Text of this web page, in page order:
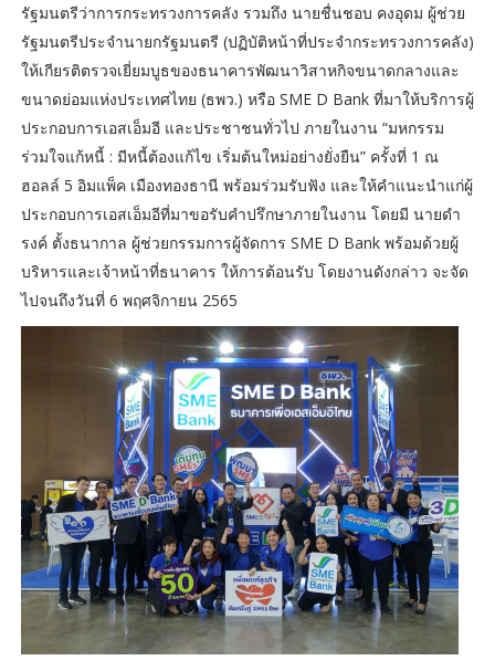
รัฐมนตรีว่าการกระทรวงการคลัง รวมถึง นายชื่นชอบ คงอุดม ผู้ช่วย
รัฐมนตรีประจำนายกรัฐมนตรี (ปฏิบัติหน้าที่ประจำกระทรวงการคลัง)
ให้เกียรติตรวจเยี่ยมบูธของธนาคารพัฒนาวิสาหกิจขนาดกลางและ
ขนาดย่อมแห่งประเทศไทย (ธพว.) หรือ SME D Bank ที่มาให้บริการผู้
ประกอบการเอสเอ็มอี และประชาชนทั่วไป ภายในงาน “มหกรรม
ร่วมใจแก้หนี้ : มีหนี้ต้องแก้ไข เริ่มต้นใหม่อย่างยั่งยืน” ครั้งที่ 1 ณ
ฮอลล์ 5 อิมแพ็ค เมืองทองธานี พร้อมร่วมรับฟัง และให้คำแนะนำแก่ผู้
ประกอบการเอสเอ็มอีที่มาขอรับคำปรึกษาภายในงาน โดยมี นายดํา
รงค์ ตั้งธนากาล ผู้ช่วยกรรมการผู้จัดการ SME D Bank พร้อมด้วยผู้
บริหารและเจ้าหน้าที่ธนาคาร ให้การต้อนรับ โดยงานดังกล่าว จะจัด
ไปจนถึงวันที่ 6 พฤศจิกายน 2565